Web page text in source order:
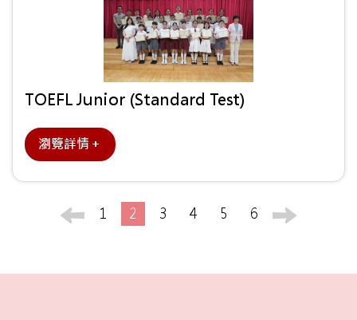
TOEFL Junior (Standard Test)
瀏覽詳情＋
1 2 3 4 5 6